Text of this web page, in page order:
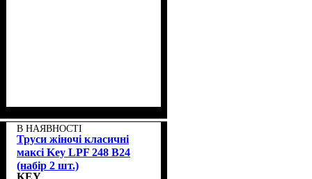
В НАЯВНОСТІ
Труси жіночі класичні
максі Key LPF 248 B24
(набір 2 шт.)
KEY